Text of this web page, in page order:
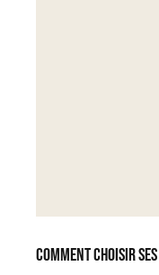
Comment choisir